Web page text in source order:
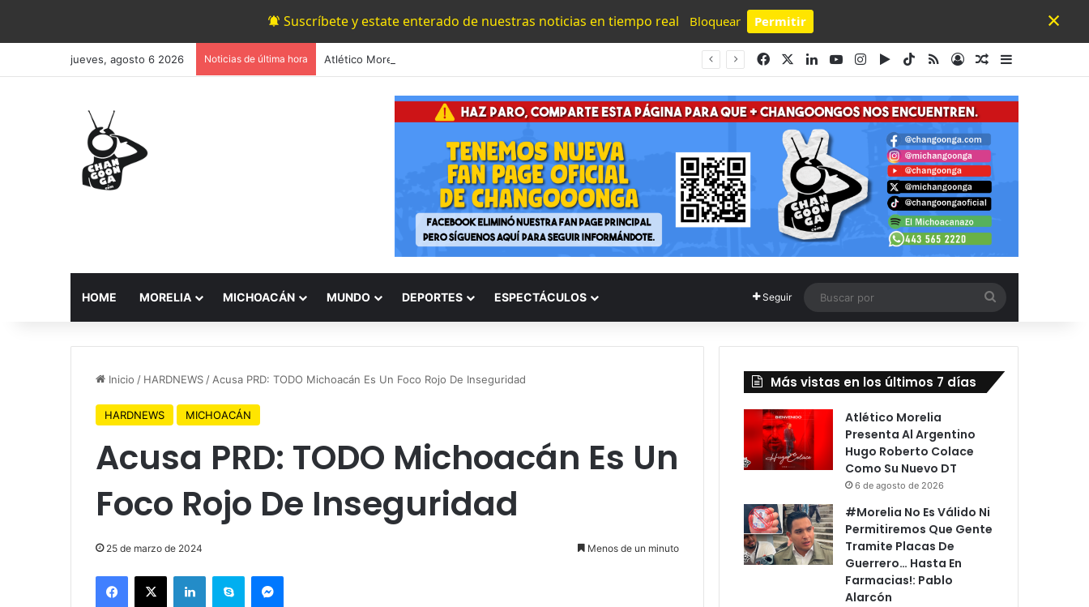
Suscríbete y estate enterado de nuestras noticias en tiempo real Bloquear Permitir
Powered by SendPulse
×
jueves, agosto 6 2026 Noticias de última hora FacebookLinkedInYouTubeInstagram
Google Play
TikTok
RSSAccesoPublicación al
Barra lateral
HOME MORELIA MICHOACÁN MUNDO DEPORTES ESPECTÁCULOS Seguir
por
Inicio / HARDNEWS / Acusa PRD: TODO Michoacán Es Un Foco Rojo De Inseguridad
HARDNEWS MICHOACÁN
Acusa PRD: TODO Michoacán Es Un
Foco Rojo De Inseguridad
25 de marzo de 2024 Menos de un minuto
Facebook
X LinkedInSkype Messenger
Más vistas en los últimos 7 días
Atlético Morelia
Presenta Al Argentino
Hugo Roberto Colace
Como Su Nuevo DT
6 de agosto de 2026
#Morelia No Es Válido Ni
Permitiremos Que Gente
Tramite Placas De
Guerrero… Hasta En
Farmacias!: Pablo
Alarcón